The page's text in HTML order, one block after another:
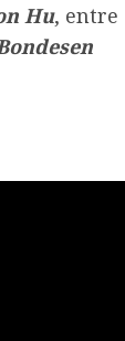
Hu, entre